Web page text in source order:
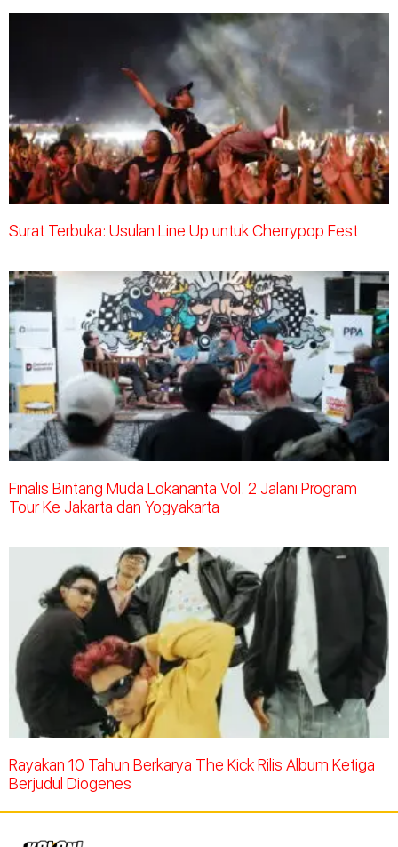
Surat Terbuka: Usulan Line Up untuk Cherrypop Fest
Finalis Bintang Muda Lokananta Vol. 2 Jalani Program
Tour Ke Jakarta dan Yogyakarta
Rayakan 10 Tahun Berkarya The Kick Rilis Album Ketiga
Berjudul Diogenes